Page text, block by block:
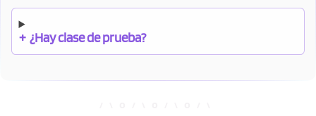
+ ¿Hay clase de prueba?